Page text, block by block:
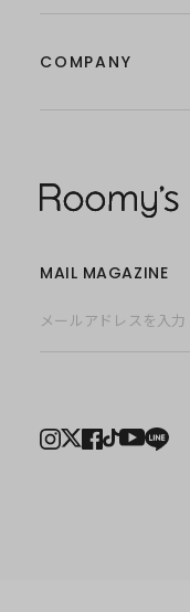
COMPANY
MAIL MAGAZINE